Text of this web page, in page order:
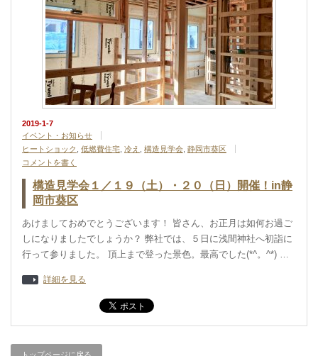
2019-1-7
イベント・お知らせ
ヒートショック
低燃費住宅 冷え 構造見学会 静岡市葵区
コメントを書く
構造見学会１／１９（土）・２０（日）開催！in静
岡市葵区
あけましておめでとうございます！ 皆さん、お正月は如何お過ご
しになりましたでしょうか？ 弊社では、５日に浅間神社へ初詣に
行って参りました。 頂上まで登った景色。最高でした(*^。^*) …
詳細を見る